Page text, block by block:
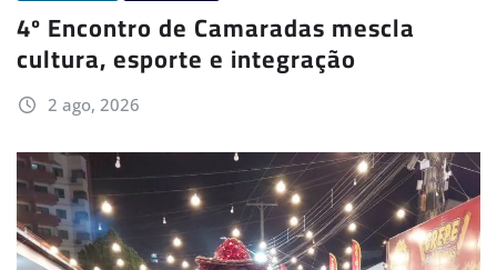
4º Encontro de Camaradas mescla
cultura, esporte e integração
2 ago, 2026